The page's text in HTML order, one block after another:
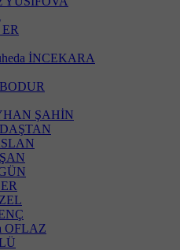
İNCEKARA
ŞAHİN
OFLAZ